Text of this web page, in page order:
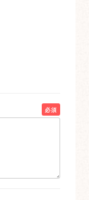
必須